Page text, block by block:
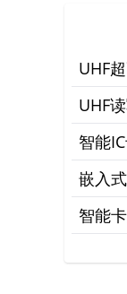
UHF
UHF
智能
嵌入
智能